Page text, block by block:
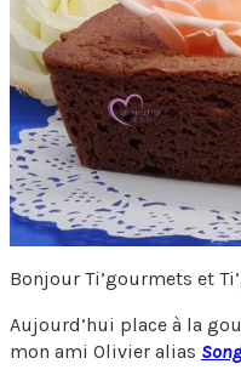
Bonjour Ti’gourmets et
Aujourd’hui place à la
mon ami Olivier alias